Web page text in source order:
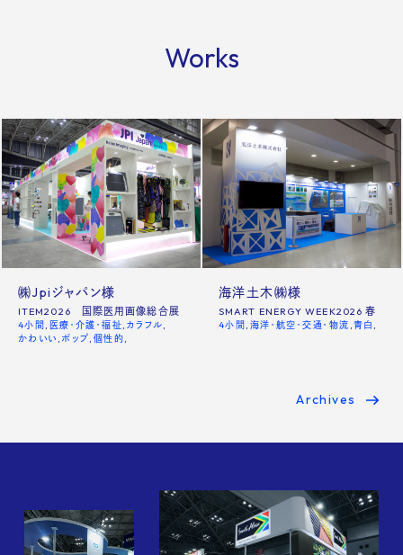
Works
㈱Jpiジャパン様
ITEM2026 国際医用画像総合展
4小間 医療・介護・福祉 カラフル
かわいい ポップ 個性的
海洋土木㈱様
SMART ENERGY WEEK2026 春
4小間 海洋・航空・交通・物流 青白
Archives